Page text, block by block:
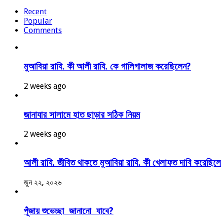
Recent
Popular
Comments
মুআবিয়া রাযি. কী আলী রাযি. কে গালিগালাজ করেছিলেন?
2 weeks ago
জানাযার সালামে হাত ছাড়ার সঠিক নিয়ম
2 weeks ago
আলী রাযি. জীবিত থাকতে মুআবিয়া রাযি. কী খেলাফত দাবি
জুন ২২, ২০২৬
পূঁজায় শুভেচ্ছা জানানো যাবে?